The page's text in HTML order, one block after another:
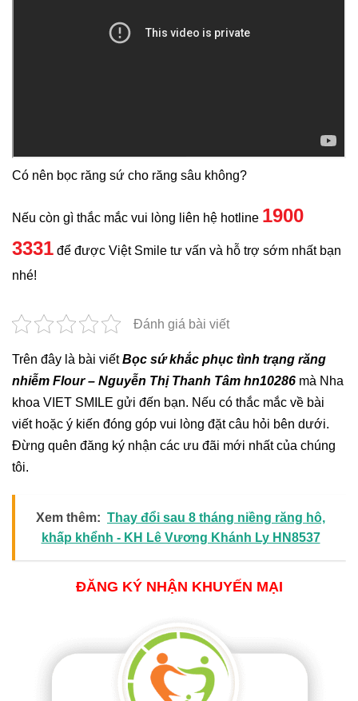
Có nên bọc răng sứ cho răng sâu không?
Nếu còn gì thắc mắc vui lòng liên hệ hotline 1900
3331 để được Việt Smile tư vấn và hỗ trợ sớm nhất bạn
nhé!
Đánh giá bài viết
Trên đây là bài viếtBọc sứ khắc phục tình trạng răng
nhiễm Flour – Nguyễn Thị Thanh Tâm hn10286 mà Nha
khoa VIET SMILE gửi đến bạn. Nếu có thắc mắc về bài
viết hoặc ý kiến đóng góp vui lòng đặt câu hỏi bên dưới.
Đừng quên đăng ký nhận các ưu đãi mới nhất của chúng
tôi.
Xem thêm: Thay đổi sau 8 tháng niềng răng hô,
khấp khểnh - KH Lê Vương Khánh Ly HN8537
ĐĂNG KÝ NHẬN KHUYẾN MẠI